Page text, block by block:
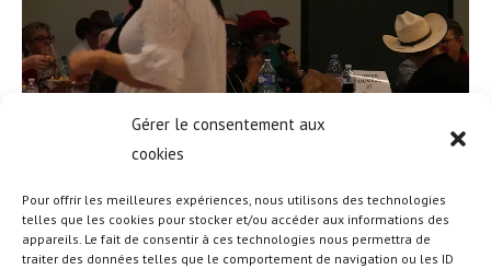
Gérer le consentement aux
cookies
Pour offrir les meilleures expériences, nous utilisons des technologies
telles que les cookies pour stocker et/ou accéder aux informations des
appareils. Le fait de consentir à ces technologies nous permettra de
traiter des données telles que le comportement de navigation ou les ID